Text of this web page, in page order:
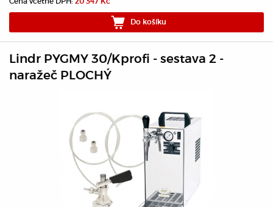
Do košíku
Lindr PYGMY 30/Kprofi - sestava 2 -
naražeč PLOCHÝ